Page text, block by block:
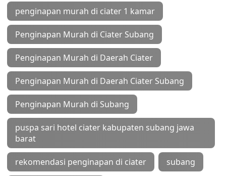
penginapan murah di ciater 1 kamar
Penginapan Murah di Ciater Subang
Penginapan Murah di Daerah Ciater
Penginapan Murah di Daerah Ciater Subang
Penginapan Murah di Subang
puspa sari hotel ciater kabupaten subang jawa
barat
rekomendasi penginapan di ciater subang